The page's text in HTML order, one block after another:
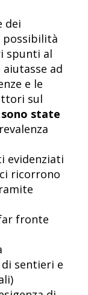
dei
possibilità
spunti al
ad
e le
sul
state
evidenziati
ricorrono
fronte
sentieri e